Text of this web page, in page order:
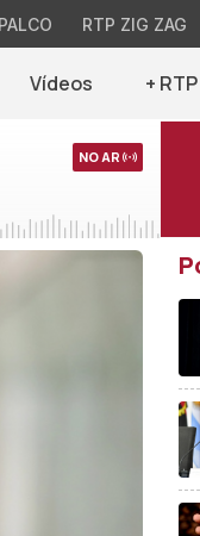
RTP ZIG ZAG
Vídeos +
NO AR